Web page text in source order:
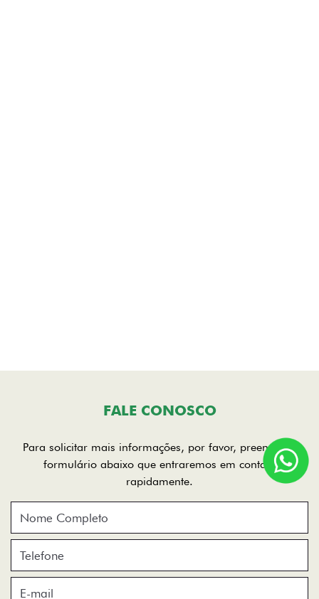
FALE CONOSCO
Para solicitar mais informações, por favor, preencha o
formulário abaixo que entraremos em contato
rapidamente.